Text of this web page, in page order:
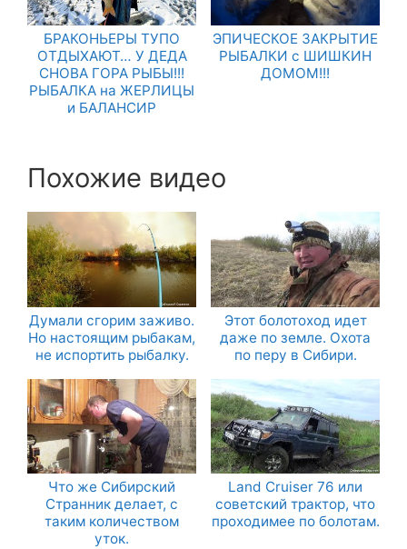
БРАКОНЬЕРЫ ТУПО
ОТДЫХАЮТ… У ДЕДА
СНОВА ГОРА РЫБЫ!!!
РЫБАЛКА на ЖЕРЛИЦЫ
и БАЛАНСИР
ЭПИЧЕСКОЕ ЗАКРЫТИЕ
РЫБАЛКИ с ШИШКИН
ДОМОМ!!!
Похожие видео
Думали сгорим заживо.
Но настоящим рыбакам,
не испортить рыбалку.
Этот болотоход идет
даже по земле. Охота
по перу в Сибири.
Что же Сибирский
Странник делает, с
таким количеством
уток.
Land Cruiser 76 или
советский трактор, что
проходимее по болотам.